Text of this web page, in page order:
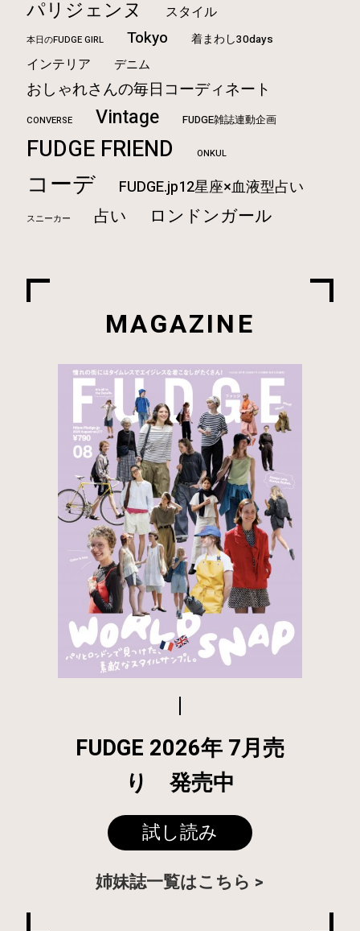
パリジェンヌ スタイル
本日のFUDGE GIRL Tokyo 着まわし30days
インテリア デニム
おしゃれさんの毎日コーディネート
CONVERSE Vintage FUDGE雑誌連動企画
FUDGE FRIEND ONKUL
コーデ FUDGE.jp12星座×血液型占い
スニーカー 占い ロンドンガール
MAGAZINE
FUDGE 2026年 7月売
り 発売中
試し読み
姉妹誌一覧はこちら